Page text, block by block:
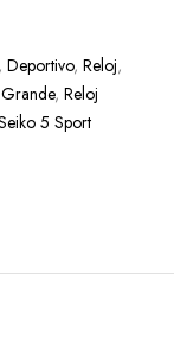
, Deportivo, Reloj,
, Reloj
5 Sport